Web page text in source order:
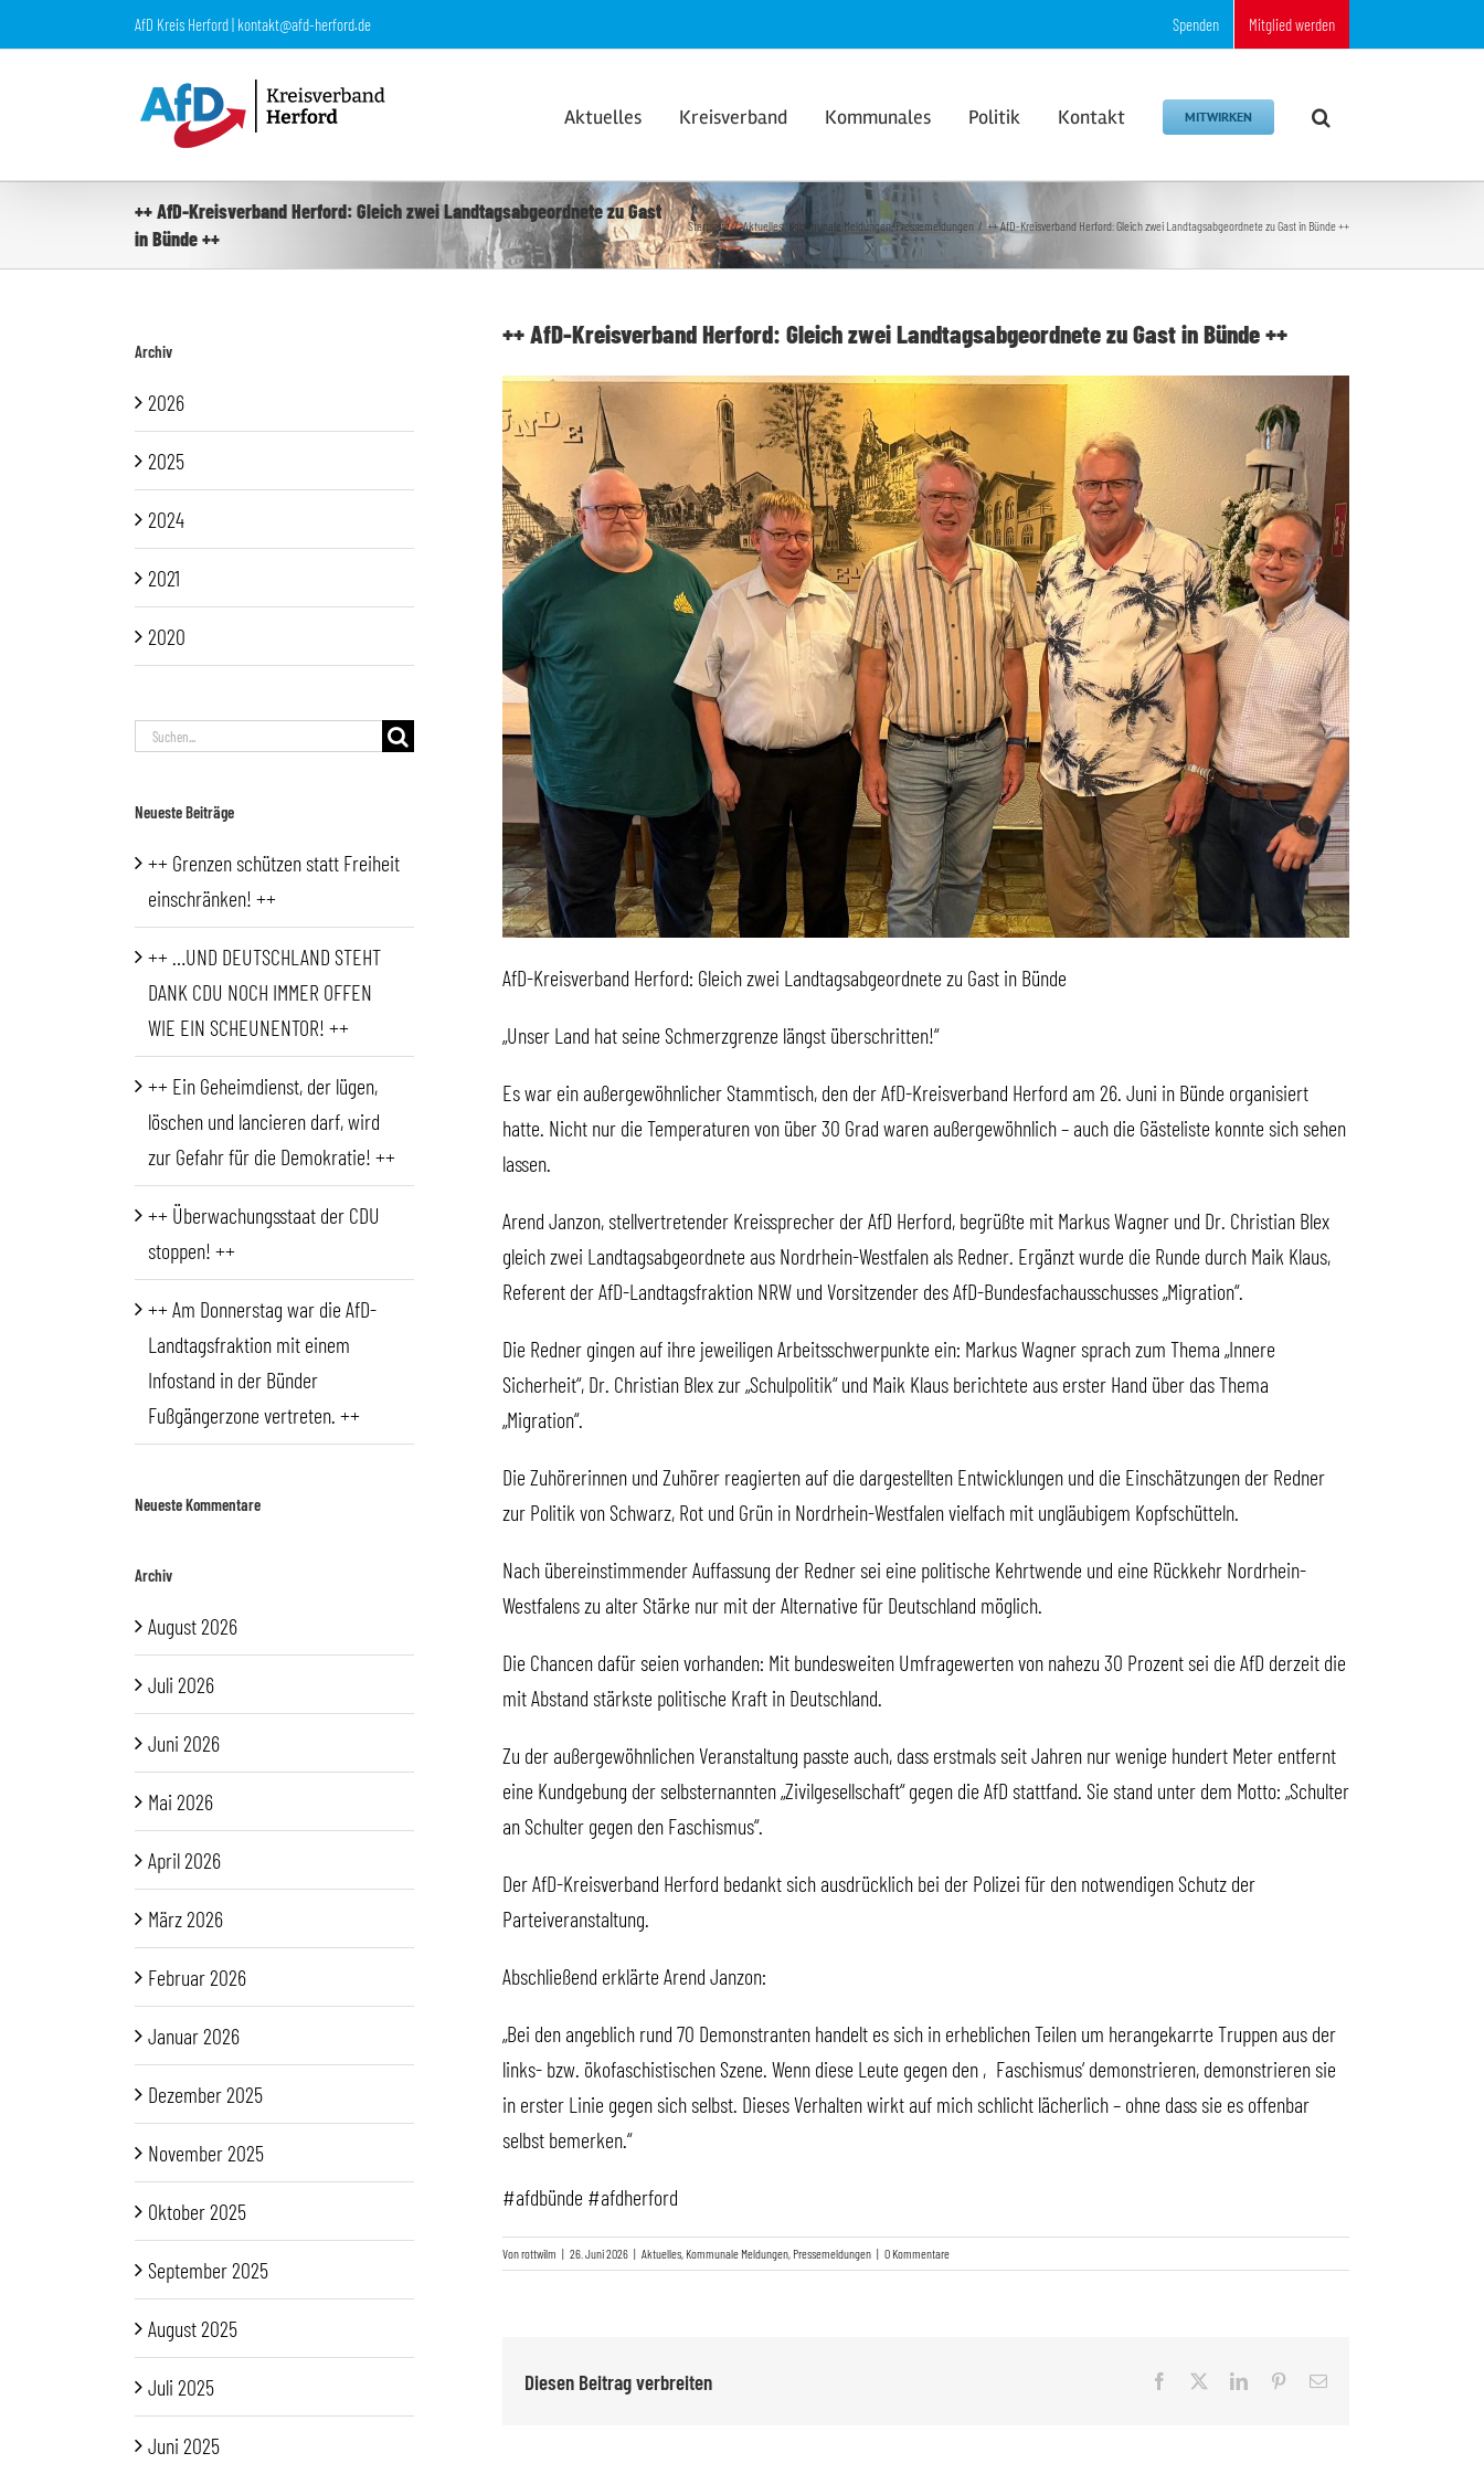
Inhalt
AfD Kreis Herford | kontakt@afd-herford.de Spenden Mitglied werden
Aktuelles Kreisverband Kommunales Politik Kontakt MITWIRKEN
++ AfD-Kreisverband Herford: Gleich zwei Landtagsabgeordnete zu Gast
in Bünde ++
Startseite Aktuelles Kommunale Meldungen Pressemeldungen ++ AfD-Kreisverband Herford: Gleich zwei Landtagsabgeordnete zu Gast in Bünde ++
++ AfD-Kreisverband Herford: Gleich zwei Landtagsabgeordnete zu Gast in Bünde ++
AfD-Kreisverband Herford: Gleich zwei Landtagsabgeordnete zu Gast in Bünde
„Unser Land hat seine Schmerzgrenze längst überschritten!“
Es war ein außergewöhnlicher Stammtisch, den der AfD-Kreisverband Herford am 26. Juni in Bünde organisiert
hatte. Nicht nur die Temperaturen von über 30 Grad waren außergewöhnlich – auch die Gästeliste konnte sich sehen
lassen.
Arend Janzon, stellvertretender Kreissprecher der AfD Herford, begrüßte mit Markus Wagner und Dr. Christian Blex
gleich zwei Landtagsabgeordnete aus Nordrhein-Westfalen als Redner. Ergänzt wurde die Runde durch Maik Klaus,
Referent der AfD-Landtagsfraktion NRW und Vorsitzender des AfD-Bundesfachausschusses „Migration“.
Die Redner gingen auf ihre jeweiligen Arbeitsschwerpunkte ein: Markus Wagner sprach zum Thema „Innere
Sicherheit“, Dr. Christian Blex zur „Schulpolitik“ und Maik Klaus berichtete aus erster Hand über das Thema
„Migration“.
Die Zuhörerinnen und Zuhörer reagierten auf die dargestellten Entwicklungen und die Einschätzungen der Redner
zur Politik von Schwarz, Rot und Grün in Nordrhein-Westfalen vielfach mit ungläubigem Kopfschütteln.
Nach übereinstimmender Auffassung der Redner sei eine politische Kehrtwende und eine Rückkehr Nordrhein-
Westfalens zu alter Stärke nur mit der Alternative für Deutschland möglich.
Die Chancen dafür seien vorhanden: Mit bundesweiten Umfragewerten von nahezu 30 Prozent sei die AfD derzeit die
mit Abstand stärkste politische Kraft in Deutschland.
Zu der außergewöhnlichen Veranstaltung passte auch, dass erstmals seit Jahren nur wenige hundert Meter entfernt
eine Kundgebung der selbsternannten „Zivilgesellschaft“ gegen die AfD stattfand. Sie stand unter dem Motto: „Schulter
an Schulter gegen den Faschismus“.
Der AfD-Kreisverband Herford bedankt sich ausdrücklich bei der Polizei für den notwendigen Schutz der
Parteiveranstaltung.
Abschließend erklärte Arend Janzon:
„Bei den angeblich rund 70 Demonstranten handelt es sich in erheblichen Teilen um herangekarrte Truppen aus der
links- bzw. ökofaschistischen Szene. Wenn diese Leute gegen den ‚Faschismus‘ demonstrieren, demonstrieren sie
in erster Linie gegen sich selbst. Dieses Verhalten wirkt auf mich schlicht lächerlich – ohne dass sie es offenbar
selbst bemerken.“
#afdbünde #afdherford
Vonrottwilm | 26. Juni 2026 | Aktuelles, Kommunale Meldungen, Pressemeldungen | 0 Kommentare
Diesen Beitrag verbreiten Facebook LinkedInPinterest
E-
Archiv
2026
2025
2024
2021
2020
Suche
Neueste Beiträge
++ Grenzen schützen statt Freiheit
einschränken! ++
++ …UND DEUTSCHLAND STEHT
DANK CDU NOCH IMMER OFFEN
WIE EIN SCHEUNENTOR! ++
++ Ein Geheimdienst, der lügen,
löschen und lancieren darf, wird
zur Gefahr für die Demokratie! ++
++ Überwachungsstaat der CDU
stoppen! ++
++ Am Donnerstag war die AfD-
Landtagsfraktion mit einem
Infostand in der Bünder
Fußgängerzone vertreten. ++
Neueste Kommentare
Archiv
August 2026
Juli 2026
Juni 2026
Mai 2026
April 2026
März 2026
Februar 2026
Januar 2026
Dezember 2025
November 2025
Oktober 2025
September 2025
August 2025
Juli 2025
Juni 2025